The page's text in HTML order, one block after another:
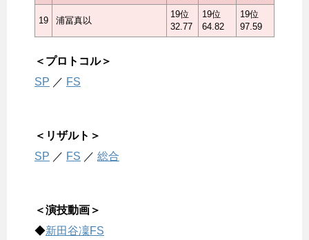
19 浦冨真以
19位
32.77
19位
64.82
19位
97.59
＜プロトコル＞
SP ／ FS
＜リザルト＞
SP ／ FS ／ 総合
＜演技動画＞
◆新田谷凜FS